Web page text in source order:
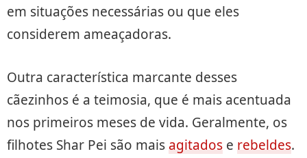
em situações necessárias ou que eles
considerem ameaçadoras.
Outra característica marcante desses
cãezinhos é a teimosia, que é mais acentuada
nos primeiros meses de vida. Geralmente, os
filhotes Shar Pei são maisagitados e rebeldes.